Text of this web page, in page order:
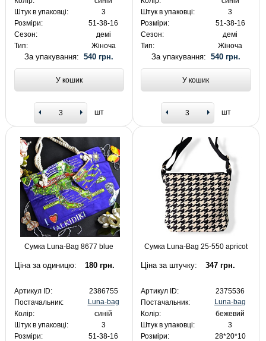
Штук в упаковці:
3
Розміри:
51-38-16
Сезон:
демі
Тип:
Жіноча
За упакування:540 грн.
У кошик
шт
Штук в упаковці:
3
Розміри:
51-38-16
Сезон:
демі
Тип:
Жіноча
За упакування: 540 грн.
У кошик
шт
Сумка Luna-Bag 8677 blue
Ціна за одиницю: 180 грн.
Артикул ID:
2386755
Постачальник:
Luna-bag
Колір:
синій
Штук в упаковці:
3
Розміри:
51-38-16
Сумка Luna-Bag 25-550 apricot
Ціна за штучку: 347 грн.
Артикул ID:
2375536
Постачальник:
Luna-bag
Колір:
бежевий
Штук в упаковці:
3
Розміри:
28*20*10